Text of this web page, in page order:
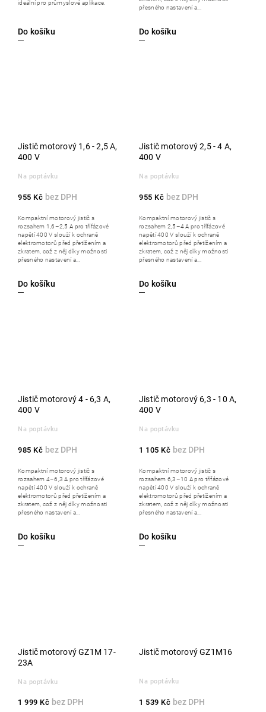
Do košíku
ideální pro průmyslové aplikace.
Do košíku
přesného nastavení a...
Jistič motorový 1,6 - 2,5 A,
400 V
Na poptávku
955 Kč
Do košíku
Kompaktní motorový jistič s
rozsahem 1,6–2,5 A pro třífázové
napětí 400 V slouží k ochraně
elektromotorů před přetížením a
zkratem, což z něj díky možnosti
přesného nastavení a...
Jistič motorový 2,5 - 4 A,
400 V
Na poptávku
955 Kč
Do košíku
Kompaktní motorový jistič s
rozsahem 2,5–4 A pro třífázové
napětí 400 V slouží k ochraně
elektromotorů před přetížením a
zkratem, což z něj díky možnosti
přesného nastavení a...
Jistič motorový 4 - 6,3 A,
400 V
Na poptávku
985 Kč
Do košíku
Kompaktní motorový jistič s
rozsahem 4–6,3 A pro třífázové
napětí 400 V slouží k ochraně
elektromotorů před přetížením a
zkratem, což z něj díky možnosti
přesného nastavení a...
Jistič motorový 6,3 - 10 A,
400 V
Na poptávku
1 105 Kč
Do košíku
Kompaktní motorový jistič s
rozsahem 6,3–10 A pro třífázové
napětí 400 V slouží k ochraně
elektromotorů před přetížením a
zkratem, což z něj díky možnosti
přesného nastavení a...
Jistič motorový GZ1M 17-
23A
Na poptávku
1 999 Kč
Jistič motorový GZ1M16
Na poptávku
1 539 Kč